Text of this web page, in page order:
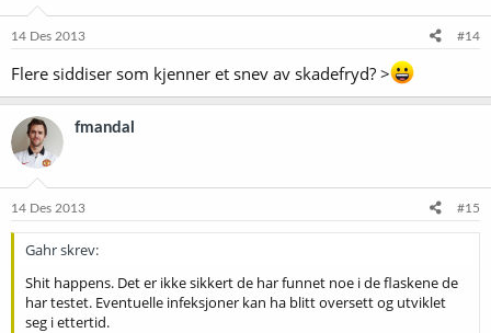
14 Des 2013 #14
Flere siddiser som kjenner et snev av skadefryd? >
fmandal
14 Des 2013 #15
Gahr skrev:
Shit happens. Det er ikke sikkert de har funnet noe i de flaskene de
har testet. Eventuelle infeksjoner kan ha blitt oversett og utviklet
seg i ettertid.